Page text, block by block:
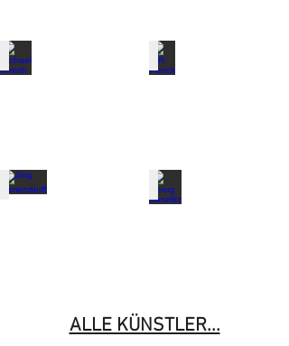
Michael Kmoth A.R. Penck
Jörg Immendorff Georg Baselitz
ALLE KÜNSTLER...